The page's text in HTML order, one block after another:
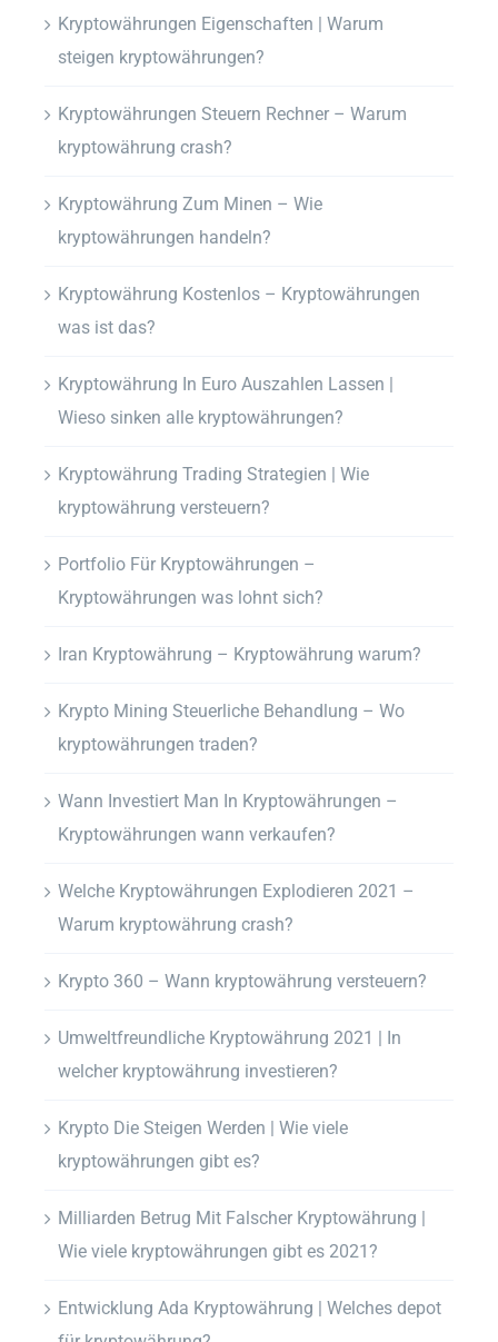
Kryptowährungen Eigenschaften | Warum
steigen kryptowährungen?
Kryptowährungen Steuern Rechner – Warum
kryptowährung crash?
Kryptowährung Zum Minen – Wie
kryptowährungen handeln?
Kryptowährung Kostenlos – Kryptowährungen
was ist das?
Kryptowährung In Euro Auszahlen Lassen |
Wieso sinken alle kryptowährungen?
Kryptowährung Trading Strategien | Wie
kryptowährung versteuern?
Portfolio Für Kryptowährungen –
Kryptowährungen was lohnt sich?
Iran Kryptowährung – Kryptowährung warum?
Krypto Mining Steuerliche Behandlung – Wo
kryptowährungen traden?
Wann Investiert Man In Kryptowährungen –
Kryptowährungen wann verkaufen?
Welche Kryptowährungen Explodieren 2021 –
Warum kryptowährung crash?
Krypto 360 – Wann kryptowährung versteuern?
Umweltfreundliche Kryptowährung 2021 | In
welcher kryptowährung investieren?
Krypto Die Steigen Werden | Wie viele
kryptowährungen gibt es?
Milliarden Betrug Mit Falscher Kryptowährung |
Wie viele kryptowährungen gibt es 2021?
Entwicklung Ada Kryptowährung | Welches depot